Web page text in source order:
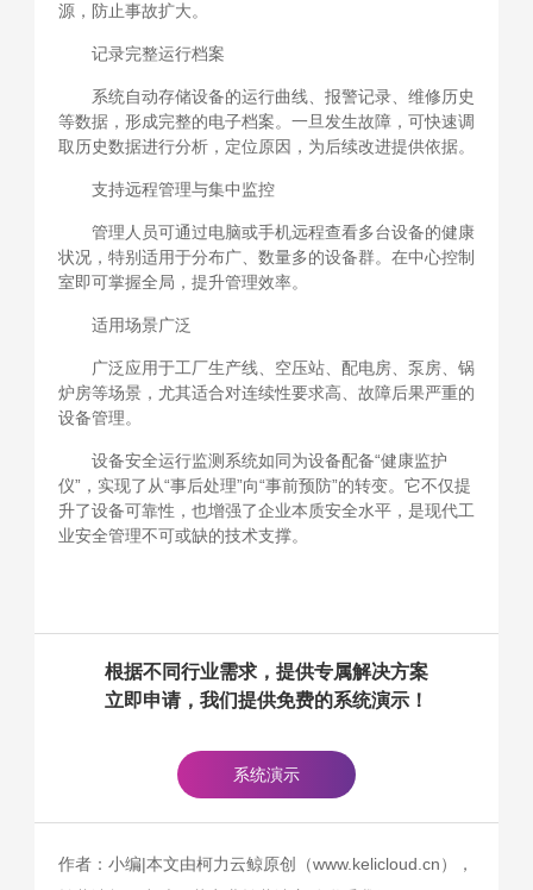
源，防止事故扩大。
记录完整运行档案
系统自动存储设备的运行曲线、报警记录、维修历史
等数据，形成完整的电子档案。一旦发生故障，可快速调
取历史数据进行分析，定位原因，为后续改进提供依据。
支持远程管理与集中监控
管理人员可通过电脑或手机远程查看多台设备的健康
状况，特别适用于分布广、数量多的设备群。在中心控制
室即可掌握全局，提升管理效率。
适用场景广泛
广泛应用于工厂生产线、空压站、配电房、泵房、锅
炉房等场景，尤其适合对连续性要求高、故障后果严重的
设备管理。
设备安全运行监测系统如同为设备配备“健康监护
仪”，实现了从“事后处理”向“事前预防”的转变。它不仅提
升了设备可靠性，也增强了企业本质安全水平，是现代工
业安全管理不可或缺的技术支撑。
根据不同行业需求，提供专属解决方案
立即申请，我们提供免费的系统演示！
系统演示
作者：小编|本文由柯力云鲸原创（www.kelicloud.cn），